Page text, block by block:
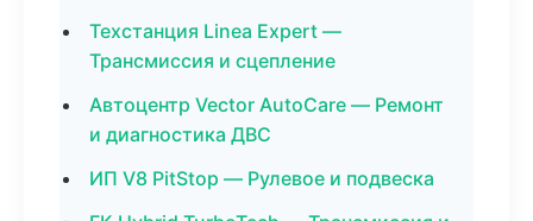
Техстанция Linea Expert —
Трансмиссия и сцепление
Автоцентр Vector AutoCare — Ремонт
и диагностика ДВС
ИП V8 PitStop — Рулевое и подвеска